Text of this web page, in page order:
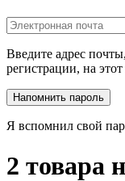
Введите адрес
регистрации, на
Я вспомнил свой
2 товара